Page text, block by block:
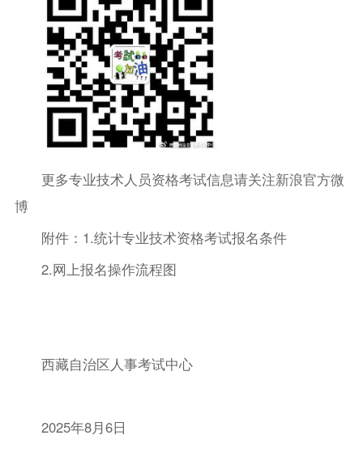
更多专业技术人员资格考试信息请关注新浪官方微
博
附件：1.统计专业技术资格考试报名条件
2.网上报名操作流程图
西藏自治区人事考试中心
2025年8月6日